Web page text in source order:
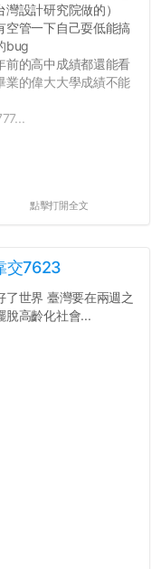
灣設計研究院做的）
空管一下自己耍低能搞
bug
前的高中成績都還能看
業的偉大大學成績不能
點擊打開全文
交7623
了世界 臺灣要在兩週之
脫高齡化社會...